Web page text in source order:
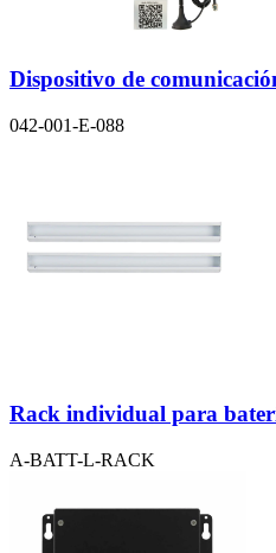
Dispositivo de
042-001-E-088
Rack individual para
A-BATT-L-RACK